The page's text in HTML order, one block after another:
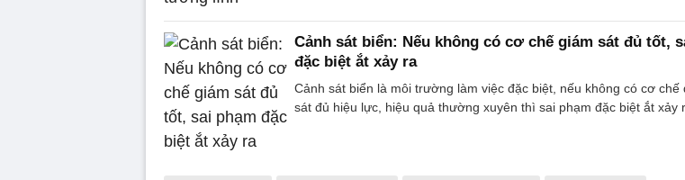
Cảnh sát biển: Nếu không có cơ chế giám sát đủ tốt,
đặc biệt ắt xảy ra
Cảnh sát biển là môi trường làm việc đặc biệt, nếu không có cơ chế
sát đủ hiệu lực, hiệu quả thường xuyên thì sai phạm đặc biệt ắt xảy